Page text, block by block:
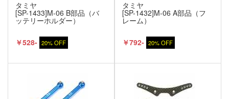
タミヤ
[SP-1433]M-06 B部品（バ
ッテリーホルダー）
￥528- 20% OFF
タミヤ
[SP-1432]M-06 A部品（フ
レーム）
￥792- 20% OFF